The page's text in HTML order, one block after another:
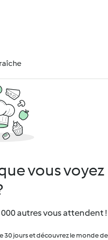
vous voyez
autres vous attendent !
30 jours et découvrez le monde de